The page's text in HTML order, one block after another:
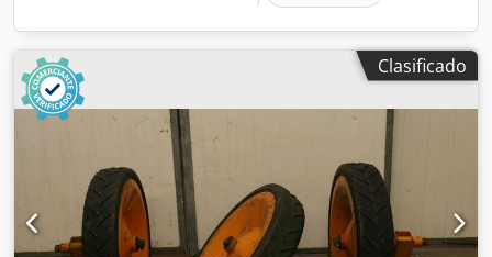
Clasificado